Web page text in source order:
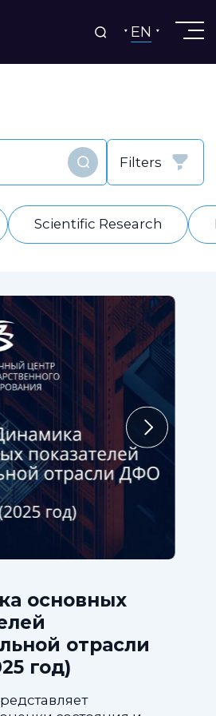
EN
Find Filters
Scientific Research
основных
отрасли
год)